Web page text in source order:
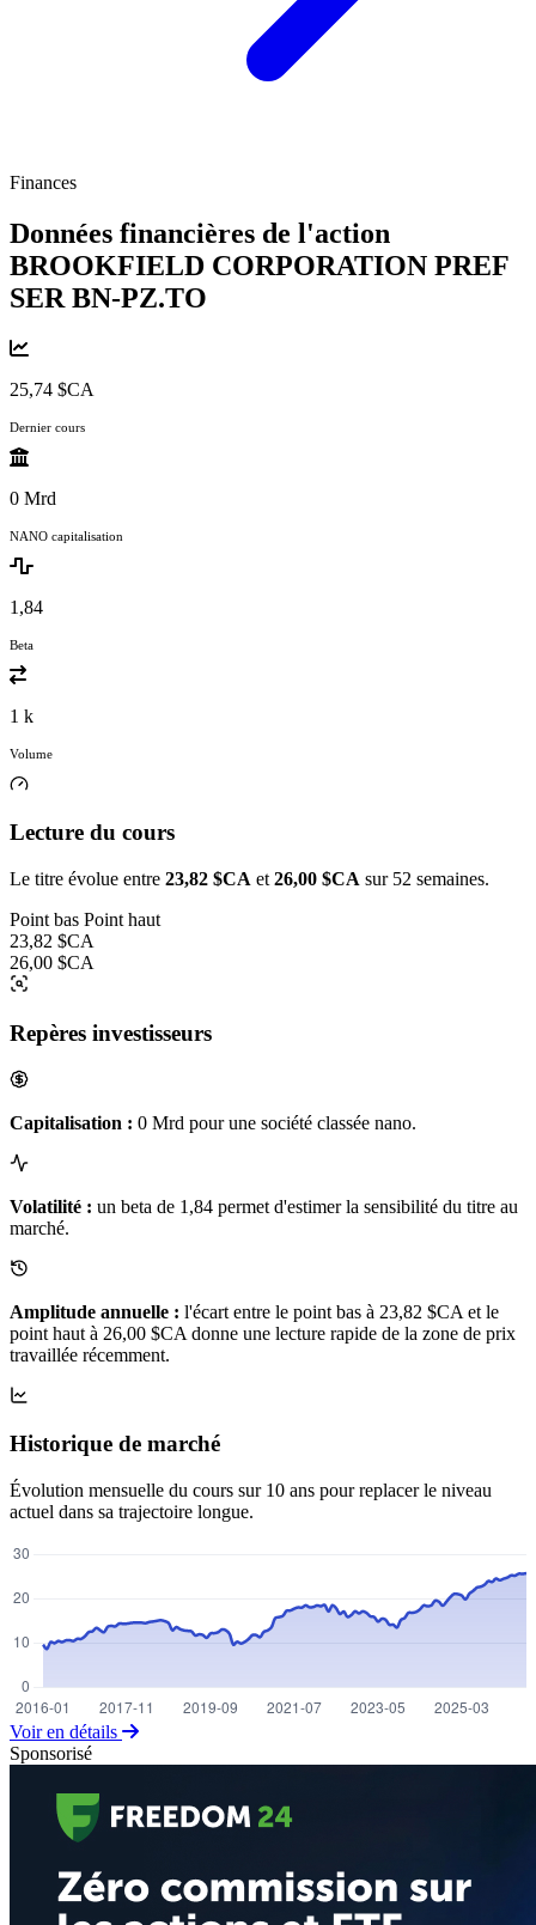
Finances
Données financières de l'action
BROOKFIELD CORPORATION PREF
SER BN-PZ.TO
25,74 $CA
Dernier cours
0 Mrd
NANO capitalisation
1,84
Beta
1 k
Volume
Lecture du cours
Le titre évolue entre 23,82 $CA et 26,00 $CA sur 52 semaines.
Point bas Point haut
23,82 $CA
26,00 $CA
Repères investisseurs
Capitalisation : 0 Mrd pour une société classée nano.
Volatilité : un beta de 1,84 permet d'estimer la sensibilité du titre au
marché.
Amplitude annuelle : l'écart entre le point bas à 23,82 $CA et le
point haut à 26,00 $CA donne une lecture rapide de la zone de prix
travaillée récemment.
Historique de marché
Évolution mensuelle du cours sur 10 ans pour replacer le niveau
actuel dans sa trajectoire longue.
Voir en détails
Sponsorisé